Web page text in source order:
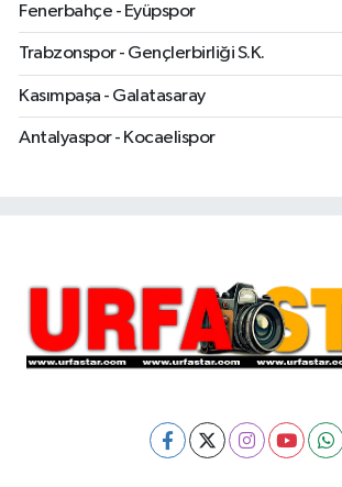
Fenerbahçe - Eyüpspor
Trabzonspor - Gençlerbirliği S.K.
Kasımpaşa - Galatasaray
Antalyaspor - Kocaelispor